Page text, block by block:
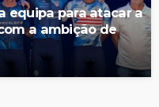
equipa para atacar a
a ambição de